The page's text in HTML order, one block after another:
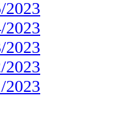
2023
2023
2023
2023
2023